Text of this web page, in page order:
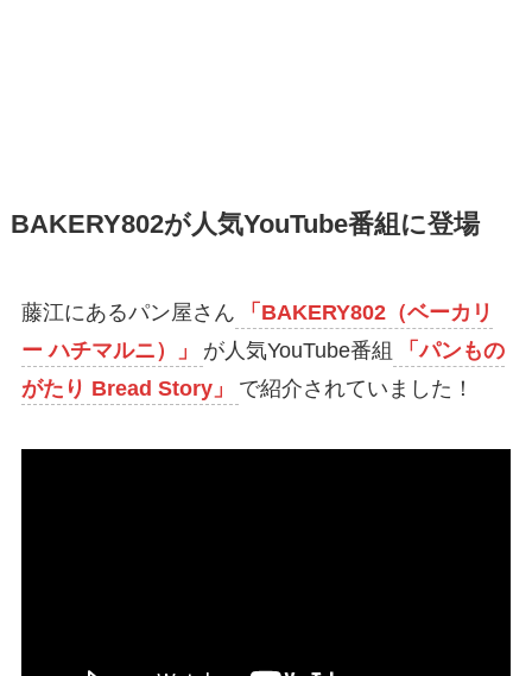
BAKERY802が人気YouTube番組に登場
藤江にあるパン屋さん
「BAKERY802（ベーカリ
ー ハチマルニ）」
が人気YouTube番組
「パンもの
がたり Bread Story」
で紹介されていました！